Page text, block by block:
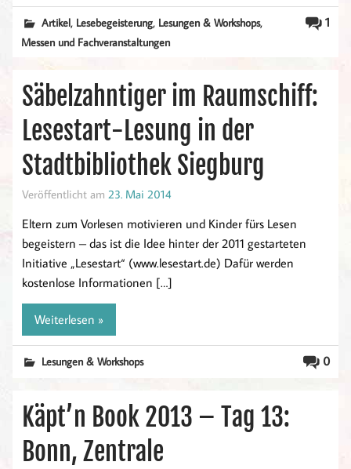
1
Artikel, Lesebegeisterung, Lesungen & Workshops,
Messen und Fachveranstaltungen
Säbelzahntiger im Raumschiff:
Lesestart-Lesung in der
Stadtbibliothek Siegburg
Veröffentlicht am 23. Mai 2014
Eltern zum Vorlesen motivieren und Kinder fürs Lesen
begeistern – das ist die Idee hinter der 2011 gestarteten
Initiative „Lesestart“ (www.lesestart.de) Dafür werden
kostenlose Informationen […]
Weiterlesen »
0
Lesungen & Workshops
Käpt’n Book 2013 – Tag 13:
Bonn, Zentrale